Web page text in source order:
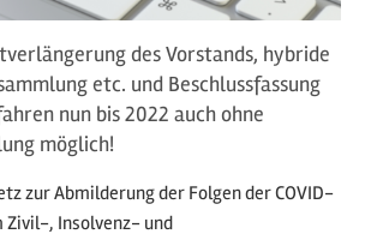
des Vorstands, hybride
etc. und Beschlussfassung
nun bis 2022 auch ohne
möglich!
zur Abmilderung der Folgen der COVID-
Zivil-, Insolvenz- und